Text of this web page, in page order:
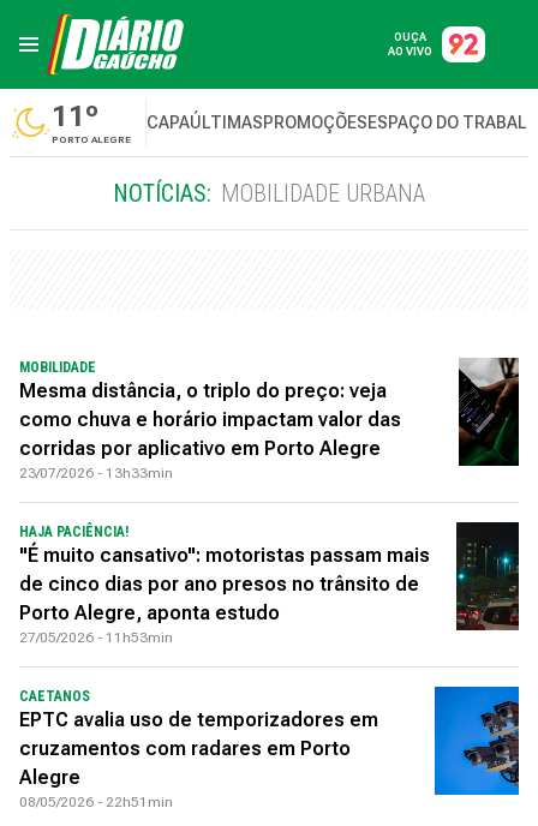
OUÇA
AO VIVO
11º
PORTO ALEGRE
CAPAÚLTIMASPROMOÇÕESESPAÇO DO
NOTÍCIAS: MOBILIDADE URBANA
MOBILIDADE
Mesma distância, o triplo do preço: veja
como chuva e horário impactam valor das
corridas por aplicativo em Porto Alegre
23/07/2026 - 13h33min
HAJA PACIÊNCIA!
"É muito cansativo": motoristas passam mais
de cinco dias por ano presos no trânsito de
Porto Alegre, aponta estudo
27/05/2026 - 11h53min
CAETANOS
EPTC avalia uso de temporizadores em
cruzamentos com radares em Porto
Alegre
08/05/2026 - 22h51min